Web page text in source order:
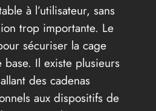
à l’utilisateur, sans
trop importante. Le
sécuriser la cage
base. Il existe plusieurs
des cadenas
aux dispositifs de